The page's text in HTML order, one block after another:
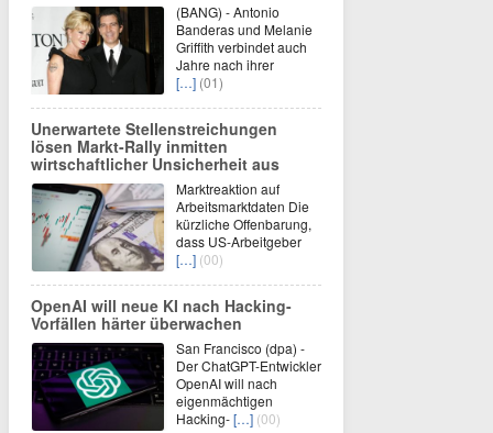
(BANG) - Antonio
Banderas und Melanie
Griffith verbindet auch
Jahre nach ihrer
[…] (01)
Unerwartete Stellenstreichungen
lösen Markt-Rally inmitten
wirtschaftlicher Unsicherheit aus
Marktreaktion auf
Arbeitsmarktdaten Die
kürzliche Offenbarung,
dass US-Arbeitgeber
[…] (00)
OpenAI will neue KI nach Hacking-
Vorfällen härter überwachen
San Francisco (dpa) -
Der ChatGPT-Entwickler
OpenAI will nach
eigenmächtigen
Hacking-[…] (00)